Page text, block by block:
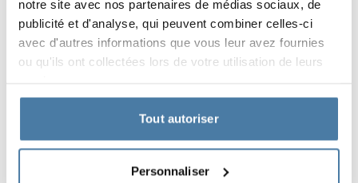
notre site avec nos partenaires de médias sociaux, de
publicité et d'analyse, qui peuvent combiner celles-ci
avec d'autres informations que vous leur avez fournies
ou qu'ils ont collectées lors de votre utilisation de leurs
Tout autoriser
Personnaliser